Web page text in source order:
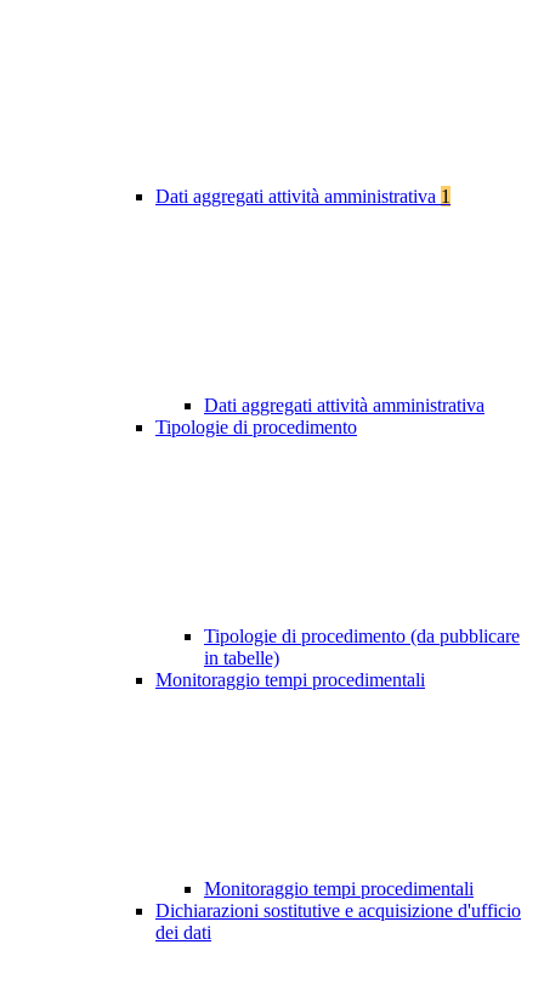
Dati aggregati attività amministrativa 1
Dati aggregati attività amministrativa
Tipologie di procedimento
Tipologie di procedimento (da pubblicare
in tabelle)
Monitoraggio tempi procedimentali
Monitoraggio tempi procedimentali
Dichiarazioni sostitutive e acquisizione d'ufficio
dei dati